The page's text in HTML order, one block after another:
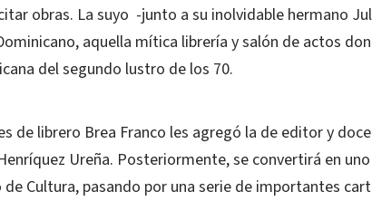
obras. La suyo -junto a su inolvidable hermano
aquella mítica librería y salón de actos
del segundo lustro de los 70.
de librero Brea Franco les agregó la de editor y
Ureña. Posteriormente, se convertirá en
Cultura, pasando por una serie de importantes